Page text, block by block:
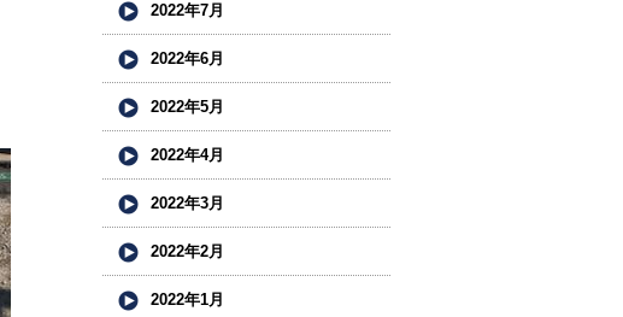
2022年7月
2022年6月
2022年5月
2022年4月
2022年3月
2022年2月
2022年1月